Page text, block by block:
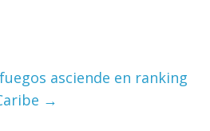
asciende en ranking
→